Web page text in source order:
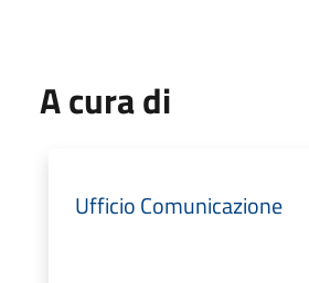
A cura di
Ufficio Comunicazione